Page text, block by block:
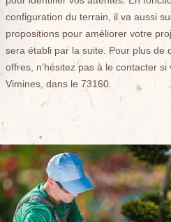
configuration du terrain, il va aussi
propositions pour améliorer votre
sera établi par la suite. Pour plus de
offres, n’hésitez pas à le contacter si
Vimines, dans le 73160.